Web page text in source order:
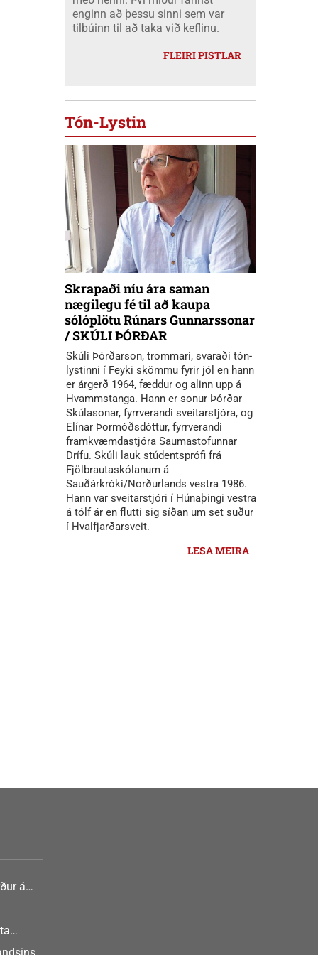
enginn að þessu sinni sem var
tilbúinn til að taka við keflinu.
FLEIRI PISTLAR
Tón-Lystin
Skrapaði níu ára saman
nægilegu fé til að kaupa
sólóplötu Rúnars Gunnarssonar
/ SKÚLI ÞÓRÐAR
Skúli Þórðarson, trommari, svaraði tón-
lystinni í Feyki skömmu fyrir jól en hann
er árgerð 1964, fæddur og alinn upp á
Hvammstanga. Hann er sonur Þórðar
Skúlasonar, fyrrverandi sveitarstjóra, og
Elínar Þormóðsdóttur, fyrrverandi
framkvæmdastjóra Saumastofunnar
Drífu. Skúli lauk stúdentsprófi frá
Fjölbrautaskólanum á
Sauðárkróki/Norðurlands vestra 1986.
Hann var sveitarstjóri í Húnaþingi vestra
á tólf ár en flutti sig síðan um set suður
í Hvalfjarðarsveit.
LESA MEIRA
á